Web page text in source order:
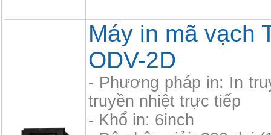
Máy in mã vạch
ODV-2D
- Phương pháp in: In
truyền nhiệt trực tiếp
- Khổ in: 6inch